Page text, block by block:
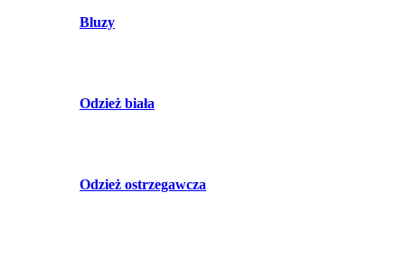
Bluzy
Odzież biała
Odzież ostrzegawcza